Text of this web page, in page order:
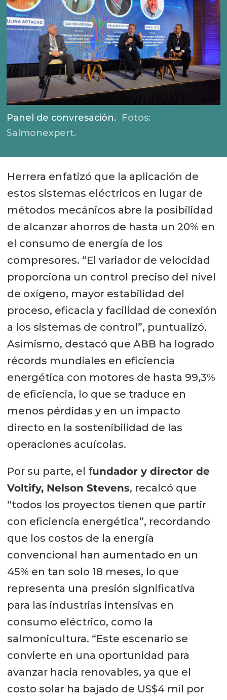
Panel de convresación.
Fotos:
Salmonexpert.
Herrera enfatizó que la aplicación de
estos sistemas eléctricos en lugar de
métodos mecánicos abre la posibilidad
de alcanzar ahorros de hasta un 20% en
el consumo de energía de los
compresores. “El variador de velocidad
proporciona un control preciso del nivel
de oxígeno, mayor estabilidad del
proceso, eficacia y facilidad de conexión
a los sistemas de control”, puntualizó.
Asimismo, destacó que ABB ha logrado
récords mundiales en eficiencia
energética con motores de hasta 99,3%
de eficiencia, lo que se traduce en
menos pérdidas y en un impacto
directo en la sostenibilidad de las
operaciones acuícolas.
Por su parte, el fundador y director de
Voltify, Nelson Stevens, recalcó que
“todos los proyectos tienen que partir
con eficiencia energética”, recordando
que los costos de la energía
convencional han aumentado en un
45% en tan solo 18 meses, lo que
representa una presión significativa
para las industrias intensivas en
consumo eléctrico, como la
salmonicultura. “Este escenario se
convierte en una oportunidad para
avanzar hacia renovables, ya que el
costo solar ha bajado de US$4 mil por